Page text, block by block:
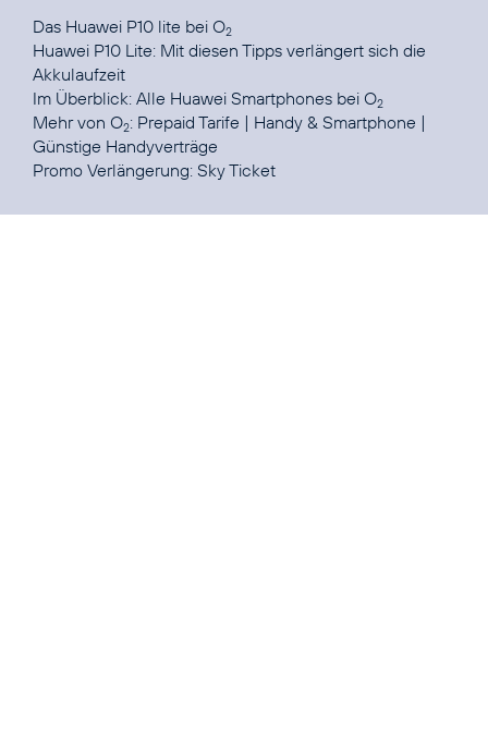
Das Huawei P10 lite bei O2
Huawei P10 Lite: Mit diesen Tipps verlängert sich die
Akkulaufzeit
Im Überblick: Alle Huawei Smartphones bei O2
Mehr von O2: Prepaid Tarife | Handy & Smartphone |
Günstige Handyverträge
Promo Verlängerung: Sky Ticket